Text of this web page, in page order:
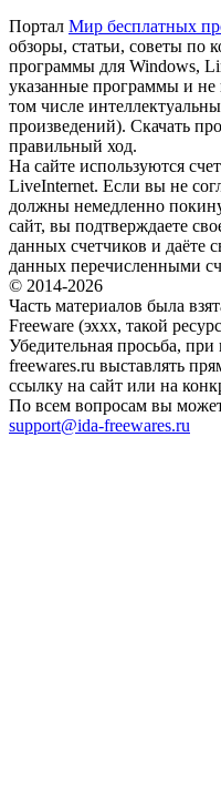
Портал Мир бесплатных
обзоры, статьи, советы по
программы для Windows,
указанные программы и не
том числе
произведений). Скачать
правильный ход.
На сайте используются
LiveInternet. Если вы не
должны немедленно
сайт, вы подтверждаете
данных счетчиков и даёте
данных перечисленными
© 2014-2026
Часть материалов была
Freeware (эххх, такой
Убедительная просьба,
freewares.ru выставлять
ссылку на сайт или на
По всем вопросам вы
support@ida-freewares.ru